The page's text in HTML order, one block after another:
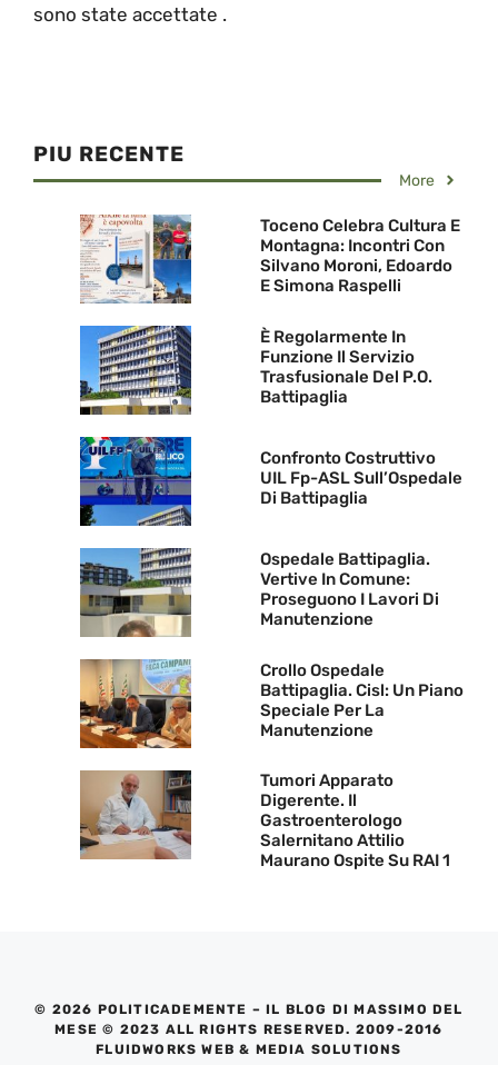
sono state accettate .
PIU RECENTE
More
Toceno Celebra Cultura E
Montagna: Incontri Con
Silvano Moroni, Edoardo
E Simona Raspelli
È Regolarmente In
Funzione Il Servizio
Trasfusionale Del P.O.
Battipaglia
Confronto Costruttivo
UIL Fp-ASL Sull’Ospedale
Di Battipaglia
Ospedale Battipaglia.
Vertive In Comune:
Proseguono I Lavori Di
Manutenzione
Crollo Ospedale
Battipaglia. Cisl: Un Piano
Speciale Per La
Manutenzione
Tumori Apparato
Digerente. Il
Gastroenterologo
Salernitano Attilio
Maurano Ospite Su RAI 1
© 2026 POLITICADEMENTE – IL BLOG DI MASSIMO DEL
MESE © 2023 ALL RIGHTS RESERVED. 2009-2016
FLUIDWORKS WEB & MEDIA SOLUTIONS